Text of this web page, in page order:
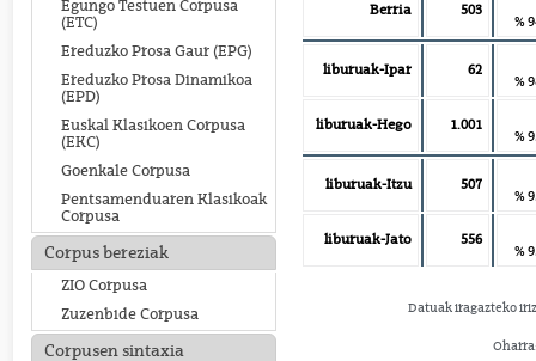
Egungo Testuen Corpusa
(ETC)
Ereduzko Prosa Gaur (EPG)
Ereduzko Prosa Dinamikoa
(EPD)
Euskal Klasikoen Corpusa
(EKC)
Goenkale Corpusa
Pentsamenduaren Klasikoak
Corpusa
Corpus bereziak
ZIO Corpusa
Zuzenbide Corpusa
Corpusen sintaxia
Berria 503
%
liburuak-Ipar 62
%
liburuak-Hego 1.001
%
liburuak-Itzu 507
%
liburuak-Jato 556
%
Datuak iragazteko